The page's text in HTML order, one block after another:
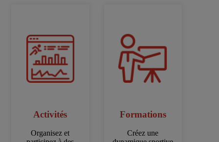
Activités
Organisez et
Formations
Créez une